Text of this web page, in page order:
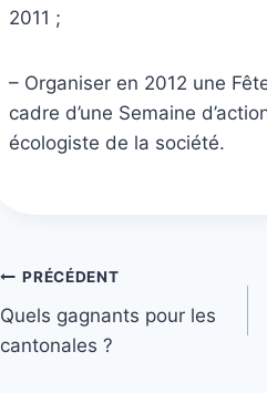
2011 ;
– Organiser en 2012 une
cadre d’une Semaine
écologiste de la société.
Navigation
de
PRÉCÉDENT
Quels gagnants pour les
cantonales ?